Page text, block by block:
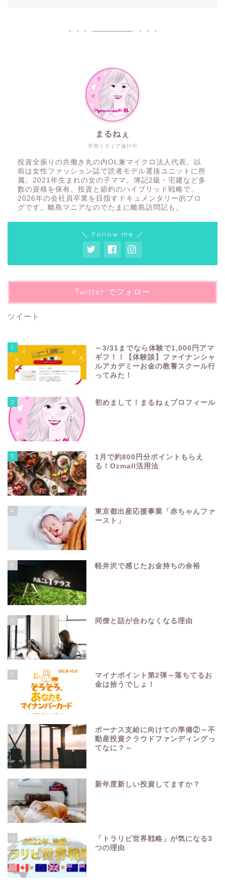
早期リタイア修行中
まるねぇ
投資全振りの共働き丸の内OL兼マイクロ法人代表。以
前は女性ファッション誌で読者モデル選抜ユニットに所
属。2021年生まれの女の子ママ。簿記2級・宅建など多
数の資格を保有。投資と節約のハイブリッド戦略で、
2026年の会社員卒業を目指すドキュメンタリー的ブロ
グです。離島マニアなのでたまに離島訪問記も。
＼ Follow me ／
Twitter でフォロー
ツイート
1
～3/31までなら体験で1,000円アマ
ギフ！！【体験談】ファイナンシャ
ルアカデミーお金の教養スクール行
ってみた！
2 初めまして！まるねぇプロフィール
3
1月で約800円分ポイントもらえ
る！Ozmall活用法
4
東京都出産応援事業「赤ちゃんファ
ースト」
5 軽井沢で感じたお金持ちの余裕
6 同僚と話が合わなくなる理由
7
マイナポイント第2弾～落ちてるお
金は拾うでしょ！
8
ボーナス支給に向けての準備②～不
動産投資クラウドファンディングっ
てなに？～
9 新年度新しい投資してますか？
10
「トラリピ世界戦略」が気になる3
つの理由